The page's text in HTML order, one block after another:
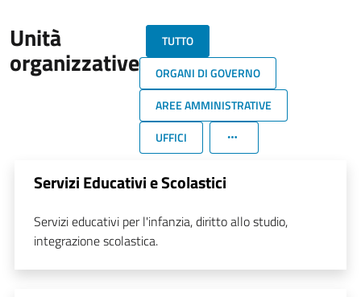
Unità
organizzative
TUTTO
ORGANI DI GOVERNO
AREE AMMINISTRATIVE
UFFICI
Servizi Educativi e Scolastici
Servizi educativi per l'infanzia, diritto allo studio,
integrazione scolastica.